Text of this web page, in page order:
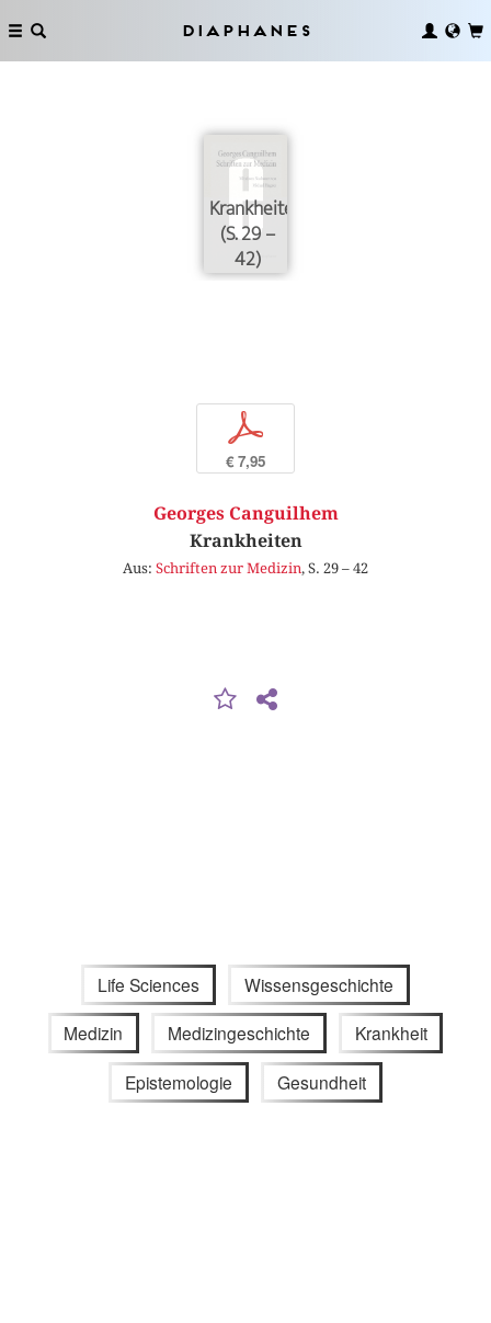
Diaphanes
Krankheiten
(S. 29 –
42)
p
€ 7,95
Georges Canguilhem
Krankheiten
Aus: Schriften zur Medizin, S. 29 – 42
Life Sciences Wissensgeschichte
Medizin Medizingeschichte Krankheit
Epistemologie Gesundheit